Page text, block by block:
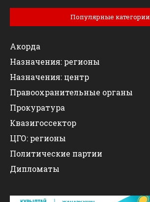
Популярные категории
Акорда
Назначения: регионы
Назначения: центр
Правоохранительные органы
Прокуратура
Квазигоссектор
ЦГО: регионы
Политические партии
Дипломаты